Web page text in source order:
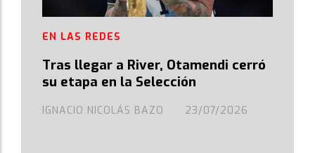
Tras llegar a River, Otamendi cerró
su etapa en la Selección
IGNACIO NICOLÁS BAZO
EN LAS REDES
23/07/2026